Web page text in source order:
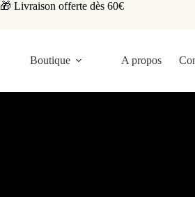
🎁 Livraison offerte dès 60€
Boutique A propos